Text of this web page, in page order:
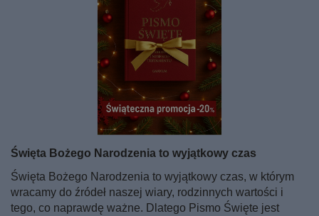
Święta Bożego Narodzenia to wyjątkowy czas
Święta Bożego Narodzenia to wyjątkowy czas, w którym
wracamy do źródeł naszej wiary, rodzinnych wartości i
tego, co naprawdę ważne. Dlatego Pismo Święte jest